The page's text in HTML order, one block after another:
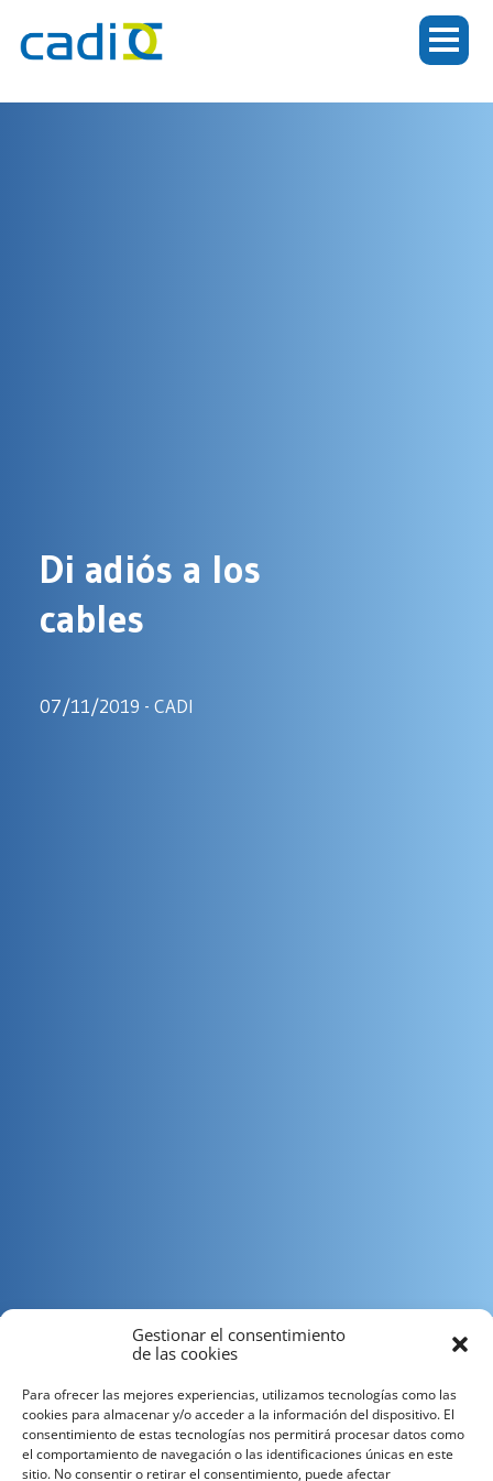
Gestionar el consentimiento
de las cookies
Para ofrecer las mejores experiencias, utilizamos tecnologías como las
cookies para almacenar y/o acceder a la información del dispositivo. El
consentimiento de estas tecnologías nos permitirá procesar datos como
el comportamiento de navegación o las identificaciones únicas en este
sitio. No consentir o retirar el consentimiento, puede afectar
Di adiós a los
cables
07/11/2019 - CADI
En vuestra oficina -o casa- acabáis de comprar un nuevo y